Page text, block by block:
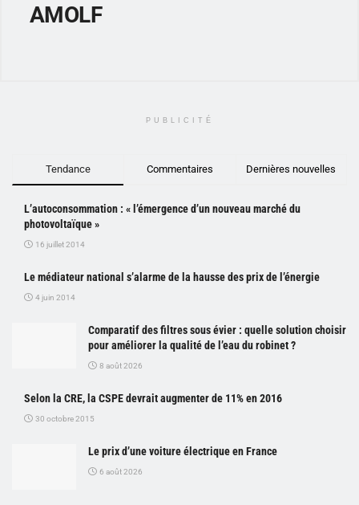
AMOLF
PUBLICITÉ
Tendance Commentaires Dernières nouvelles
L’autoconsommation : « l’émergence d’un nouveau marché du
photovoltaïque »
16 juillet 2014
Le médiateur national s’alarme de la hausse des prix de l’énergie
4 juin 2014
Comparatif des filtres sous évier : quelle solution choisir
pour améliorer la qualité de l’eau du robinet ?
8 août 2026
Selon la CRE, la CSPE devrait augmenter de 11% en 2016
30 octobre 2015
Le prix d’une voiture électrique en France
6 août 2026